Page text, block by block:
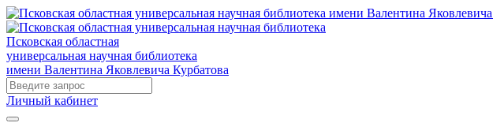
Псковская областная
универсальная научная библиотека
имени Валентина Яковлевича Курбатова
Личный кабинет